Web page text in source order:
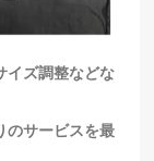
イズ調整などな
のサービスを最